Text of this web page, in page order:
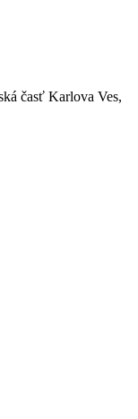
časť Karlova Ves,